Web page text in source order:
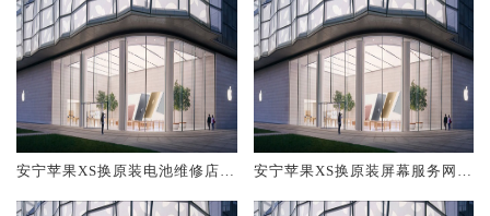
安宁苹果XS换原装电池维修店大
安宁苹果XS换原装屏幕服务网点